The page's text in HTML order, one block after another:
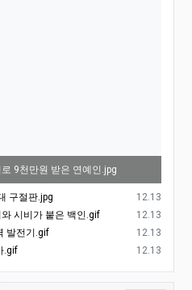
9천만원 받은 연예인.jpg
등록일
12.13
구절판.jpg
등록일
12.13
시비가 붙은 백인.gif
등록일
12.13
발전기.gif
등록일
12.13
.gif